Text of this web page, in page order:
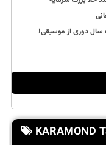
سال دوری از موسیقی!
KARAMOND